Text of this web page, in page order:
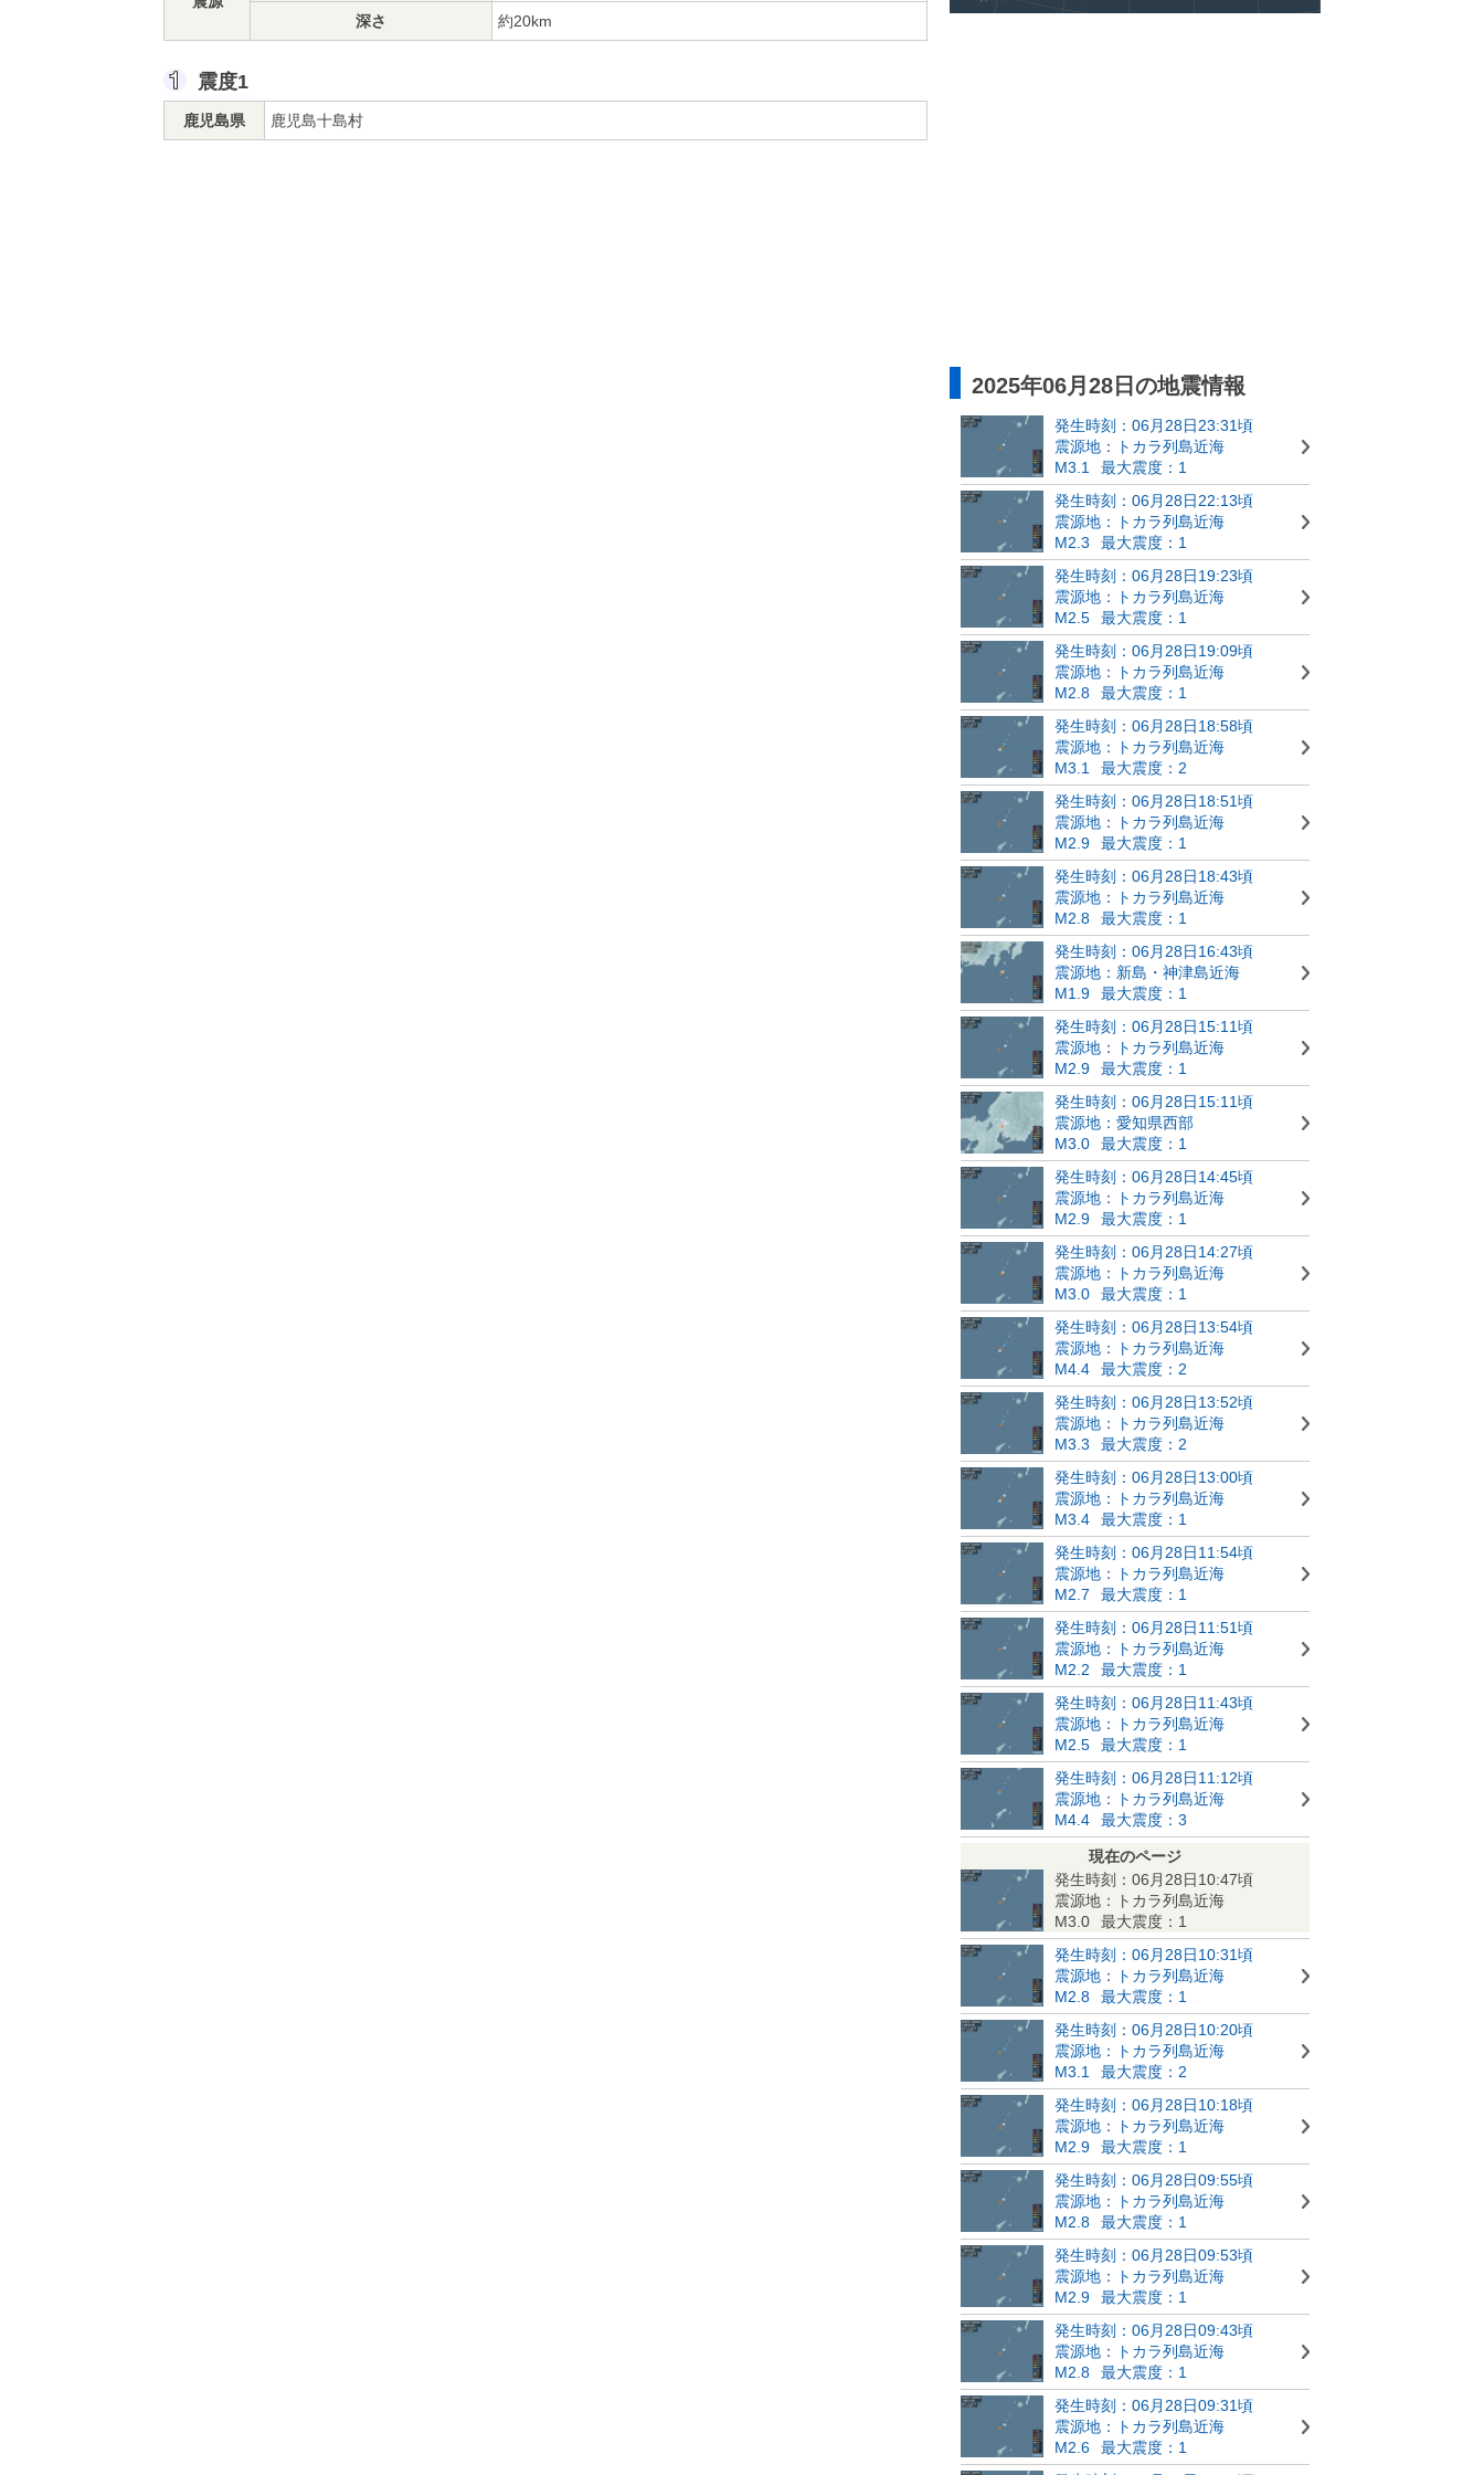
深さ
約20km
震度1
鹿児島県 鹿児島十島村
2025年06月28日の地震情報
発生時刻：06月28日23:31頃
震源地：トカラ列島近海
M3.1
最大震度：1
発生時刻：06月28日22:13頃
震源地：トカラ列島近海
M2.3
最大震度：1
発生時刻：06月28日19:23頃
震源地：トカラ列島近海
M2.5
最大震度：1
発生時刻：06月28日19:09頃
震源地：トカラ列島近海
M2.8
最大震度：1
発生時刻：06月28日18:58頃
震源地：トカラ列島近海
M3.1
最大震度：2
発生時刻：06月28日18:51頃
震源地：トカラ列島近海
M2.9
最大震度：1
発生時刻：06月28日18:43頃
震源地：トカラ列島近海
M2.8
最大震度：1
発生時刻：06月28日16:43頃
震源地：新島・神津島近海
M1.9
最大震度：1
発生時刻：06月28日15:11頃
震源地：トカラ列島近海
M2.9
最大震度：1
発生時刻：06月28日15:11頃
震源地：愛知県西部
M3.0
最大震度：1
発生時刻：06月28日14:45頃
震源地：トカラ列島近海
M2.9
最大震度：1
発生時刻：06月28日14:27頃
震源地：トカラ列島近海
M3.0
最大震度：1
発生時刻：06月28日13:54頃
震源地：トカラ列島近海
M4.4
最大震度：2
発生時刻：06月28日13:52頃
震源地：トカラ列島近海
M3.3
最大震度：2
発生時刻：06月28日13:00頃
震源地：トカラ列島近海
M3.4
最大震度：1
発生時刻：06月28日11:54頃
震源地：トカラ列島近海
M2.7
最大震度：1
発生時刻：06月28日11:51頃
震源地：トカラ列島近海
M2.2
最大震度：1
発生時刻：06月28日11:43頃
震源地：トカラ列島近海
M2.5
最大震度：1
発生時刻：06月28日11:12頃
震源地：トカラ列島近海
M4.4
最大震度：3
現在のページ
発生時刻：06月28日10:47頃
震源地：トカラ列島近海
M3.0
最大震度：1
発生時刻：06月28日10:31頃
震源地：トカラ列島近海
M2.8
最大震度：1
発生時刻：06月28日10:20頃
震源地：トカラ列島近海
M3.1
最大震度：2
発生時刻：06月28日10:18頃
震源地：トカラ列島近海
M2.9
最大震度：1
発生時刻：06月28日09:55頃
震源地：トカラ列島近海
M2.8
最大震度：1
発生時刻：06月28日09:53頃
震源地：トカラ列島近海
M2.9
最大震度：1
発生時刻：06月28日09:43頃
震源地：トカラ列島近海
M2.8
最大震度：1
発生時刻：06月28日09:31頃
震源地：トカラ列島近海
M2.6
最大震度：1